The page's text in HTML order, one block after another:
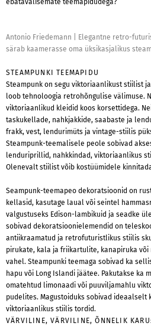
ebatavalisemate teemapidudega?
Antonio Friedemann
Elegantne retro-
särab kaamerasse oma üksikasjalikus
STEAMPUNKI TEEMAPIDU
Steampunk on segu viktoriaanlikust stiilist
loob tehnoloogia retrohõngulise välimuse.
viktoriaanlikud kleidid koos korsettidega.
taskukellade, nahkjakkide, saabaste ja
frakk, vest, lendurimüts ja vintage-stiilis
Steampunk-teemalisele peole sobivad
lenduriprillid, nahkkindad, viktoriaanlikus
Olenevalt stiilist võib kostüümidele
Seampunk-teemapeo dekoratsioonid on
kellasid, kasutage laual või seintel
valgustuseks Edison-lambikuid ja seadke
sobivad dekoratsioonielemendid on
antiikraamatud ja retrofuturistlikus stiilis
pirukate, kala ja friikartulite, kanapiruka või
vahel. Steampunki teemaga sobivad ka
hapu või Long Islandi jäätee. Pakutakse ka
omatehtud limonaadi või puuviljamahlu
pudelites. Magustoiduks sobivad ideaalselt
viktoriaanlikus stiilis tordid.
VÄRVILINE, VÄRVILINE, ÕNNELIK